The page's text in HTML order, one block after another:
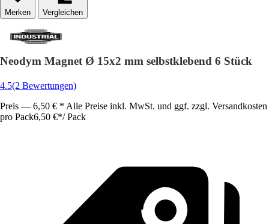
Vergleichen
Neodym Magnet Ø 15x2 mm selbstklebend 6 Stück
4.5(2 Bewertungen)
Preis — 6,50 € * Alle Preise inkl. MwSt. und ggf. zzgl. Versandkosten
pro Pack6,50 €*/ Pack